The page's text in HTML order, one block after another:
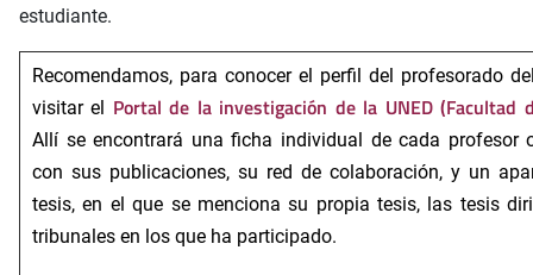
estudiante.
Recomendamos, para conocer el perfil del profesorado
visitar el Portal de la investigación de la UNED (Facultad
Allí se encontrará una ficha individual de cada profesor
con sus publicaciones, su red de colaboración, y un
tesis, en el que se menciona su propia tesis, las tesis
tribunales en los que ha participado.